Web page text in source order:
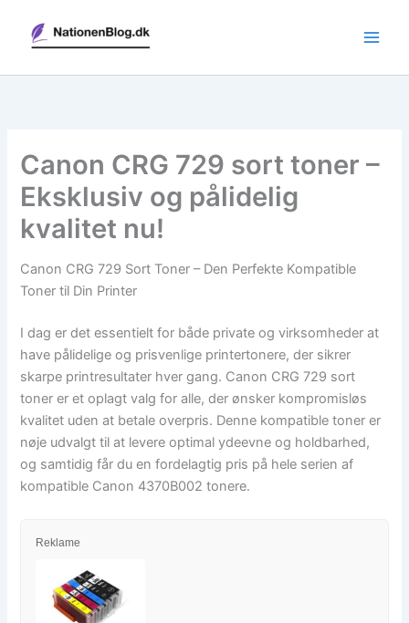
indholdet
Canon CRG 729 sort toner –
Eksklusiv og pålidelig
kvalitet nu!
Canon CRG 729 Sort Toner – Den Perfekte Kompatible
Toner til Din Printer
I dag er det essentielt for både private og virksomheder at
have pålidelige og prisvenlige printertonere, der sikrer
skarpe printresultater hver gang. Canon CRG 729 sort
toner er et oplagt valg for alle, der ønsker kompromisløs
kvalitet uden at betale overpris. Denne kompatible toner er
nøje udvalgt til at levere optimal ydeevne og holdbarhed,
og samtidig får du en fordelagtig pris på hele serien af
kompatible Canon 4370B002 tonere.
Reklame